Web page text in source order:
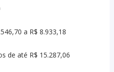
a R$ 8.933,18
de até R$ 15.287,06